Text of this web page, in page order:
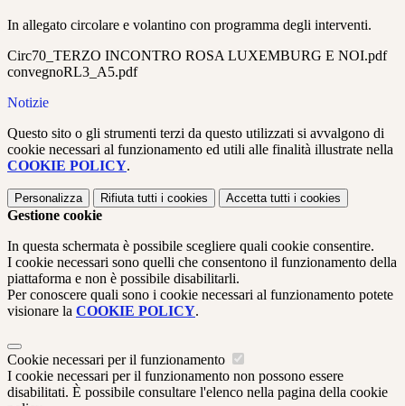
In allegato circolare e volantino con programma degli interventi.
Circ70_TERZO INCONTRO ROSA LUXEMBURG E NOI.pdf
convegnoRL3_A5.pdf
Notizie
Questo sito o gli strumenti terzi da questo utilizzati si avvalgono di
cookie necessari al funzionamento ed utili alle finalità illustrate nella
COOKIE POLICY.
Personalizza Rifiuta tutti i cookies Accetta tutti i cookies
Gestione cookie
In questa schermata è possibile scegliere quali cookie consentire.
I cookie necessari sono quelli che consentono il funzionamento della
piattaforma e non è possibile disabilitarli.
Per conoscere quali sono i cookie necessari al funzionamento potete
visionare la COOKIE POLICY.
Cookie necessari per il funzionamento
I cookie necessari per il funzionamento non possono essere
disabilitati. È possibile consultare l'elenco nella pagina della cookie